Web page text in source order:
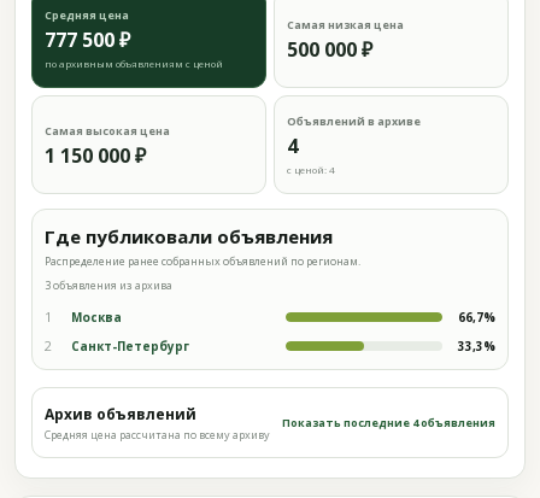
Средняя цена
777 500 ₽
по архивным объявлениям с ценой
Самая низкая цена
500 000 ₽
Самая высокая цена
1 150 000 ₽
Объявлений в архиве
4
с ценой: 4
Где публиковали объявления
Распределение ранее собранных объявлений по регионам.
3 объявления из архива
1 Москва 66,7%
2 Санкт-Петербург 33,3%
Архив объявлений
Средняя цена рассчитана по всему архиву
Показать последние 4 объявления